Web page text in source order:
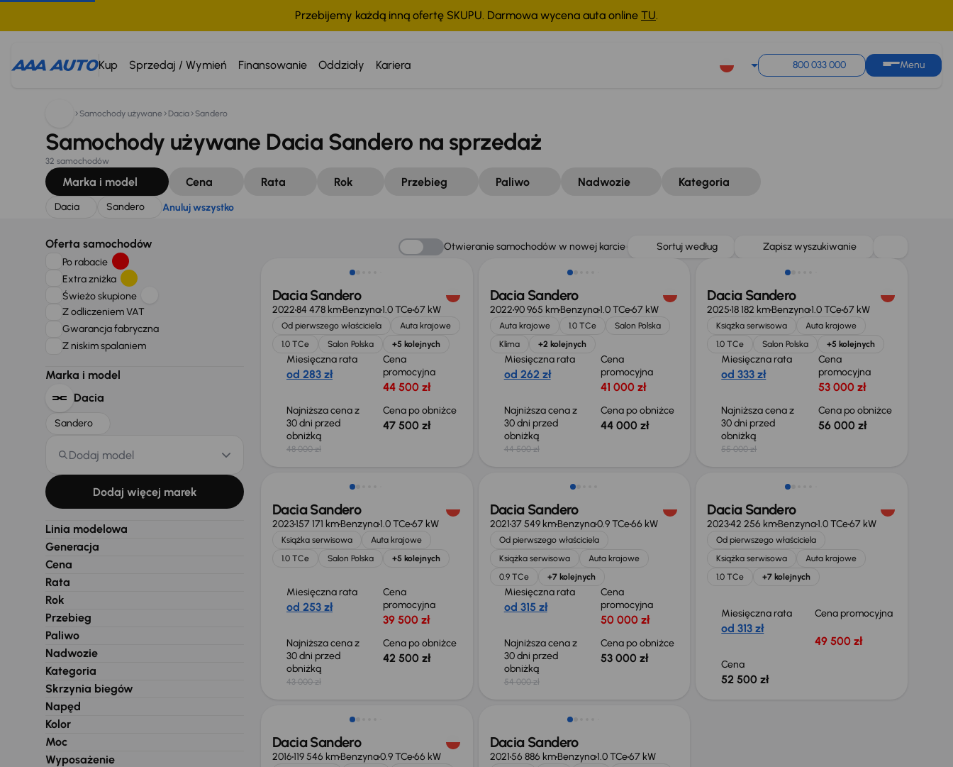
Przebijemy każdą inną ofertę SKUPU. Darmowa wycena auta online TU.
Kup Sprzedaj / Wymień Finansowanie Oddziały Kariera 800 033 000 Menu
Szukam: Anuluj wszystko
Samochody używane Dacia Sandero
Samochody używane Dacia Sandero na sprzedaż
32 samochodów
Marka i model Cena Rata Rok Przebieg Paliwo Nadwozie Kategoria
Dacia Sandero Anuluj wszystko
Oferta samochodów
Po rabacie
Extra zniżka
Świeżo skupione
Z odliczeniem VAT
Gwarancja fabryczna
Z niskim spalaniem
Marka i model
Dacia
Sandero
Dodaj model
Dodaj więcej marek
Linia modelowa
Generacja
Cena
Rata
Rok
Przebieg
Paliwo
Nadwozie
Kategoria
Skrzynia biegów
Napęd
Kolor
Moc
Wyposażenie
Otwieranie samochodów w nowej karcie Sortuj według Zapisz wyszukiwanie
Dacia Sandero
202284 478 kmBenzyna1.0 TCe67 kW
Od pierwszego właściciela
Auta krajowe
1.0 TCe
Salon Polska +5 kolejnych
Miesięczna rata
od 283 zł
Cena
promocyjna
44 500 zł
Najniższa cena z
30 dni przed
obniżką
48 000 zł
Cena po obniżce
47 500 zł
Taniej o 500 zł
Dacia Sandero
202290 965 kmBenzyna1.0 TCe67 kW
Auta krajowe 1.0 TCe
Salon Polska
Klima
+2 kolejnych
Miesięczna rata
od 262 zł
Cena
promocyjna
41 000 zł
Najniższa cena z
30 dni przed
obniżką
44 500 zł
Cena po obniżce
44 000 zł
Od nowego taniej o 33 999 zł
Dacia Sandero
202518 182 kmBenzyna1.0 TCe67 kW
Książka serwisowa
Auta krajowe
1.0 TCe
Salon Polska +5 kolejnych
Miesięczna rata
od 333 zł
Cena
promocyjna
53 000 zł
Najniższa cena z
30 dni przed
obniżką
55 000 zł
Cena po obniżce
56 000 zł
Taniej o 500 zł
Dacia Sandero
2023157 171 kmBenzyna1.0 TCe67 kW
Książka serwisowa
Auta krajowe
1.0 TCe
Salon Polska +5 kolejnych
Miesięczna rata
od 253 zł
Cena
promocyjna
39 500 zł
Najniższa cena z
30 dni przed
obniżką
43 000 zł
Cena po obniżce
42 500 zł
Taniej o 1 000 zł
Dacia Sandero
202137 549 kmBenzyna0.9 TCe66 kW
Od pierwszego właściciela
Książka serwisowa
Auta krajowe
0.9 TCe
+7 kolejnych
Miesięczna rata
od 315 zł
Cena
promocyjna
50 000 zł
Najniższa cena z
30 dni przed
obniżką
54 000 zł
Cena po obniżce
53 000 zł
Dacia Sandero
202342 256 kmBenzyna1.0 TCe67 kW
Od pierwszego właściciela
Książka serwisowa
Auta krajowe
1.0 TCe
+7 kolejnych
Miesięczna rata
od 313 zł
Cena promocyjna
49 500 zł
Cena
52 500 zł
Dacia Sandero
2016119 546 kmBenzyna0.9 TCe66 kW
Dacia Sandero
202156 886 kmBenzyna1.0 TCe67 kW